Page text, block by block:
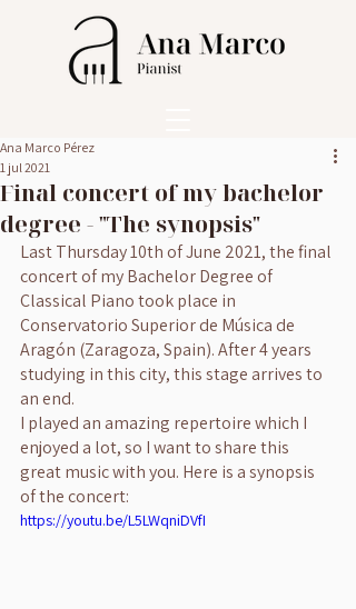
Final concert of my bachelor
degree - "The synopsis"
Ana Marco Pérez
1 jul 2021
Last Thursday 10th of June 2021, the final
concert of my Bachelor Degree of
Classical Piano took place in
Conservatorio Superior de Música de
Aragón (Zaragoza, Spain). After 4 years
studying in this city, this stage arrives to
an end.
I played an amazing repertoire which I
enjoyed a lot, so I want to share this
great music with you. Here is a synopsis
of the concert:
https://youtu.be/L5LWqniDVfI